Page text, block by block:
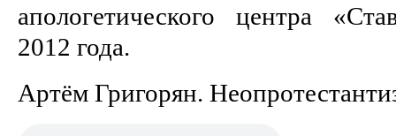
апологетического центра
2012 года.
Артём Григорян.